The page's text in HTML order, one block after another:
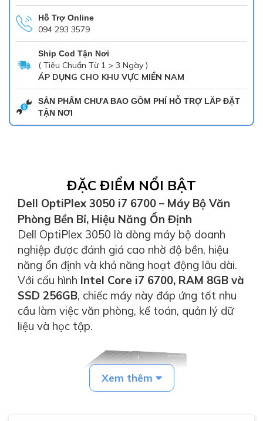
Hỗ Trợ Online
094 293 3579
Ship Cod Tận Nơi
( Tiêu Chuẩn Từ 1 > 3 Ngày )
ÁP DỤNG CHO KHU VỰC MIỀN NAM
SẢN PHẨM CHƯA BAO GỒM PHÍ HỖ TRỢ LẮP ĐẶT
TẬN NƠI
ĐẶC ĐIỂM NỔI BẬT
Dell OptiPlex 3050 i7 6700 – Máy Bộ Văn
Phòng Bền Bỉ, Hiệu Năng Ổn Định
Dell OptiPlex 3050 là dòng máy bộ doanh
nghiệp được đánh giá cao nhờ độ bền, hiệu
năng ổn định và khả năng hoạt động lâu dài.
Với cấu hình Intel Core i7 6700, RAM 8GB và
SSD 256GB, chiếc máy này đáp ứng tốt nhu
cầu làm việc văn phòng, kế toán, quản lý dữ
liệu và học tập.
Xem thêm